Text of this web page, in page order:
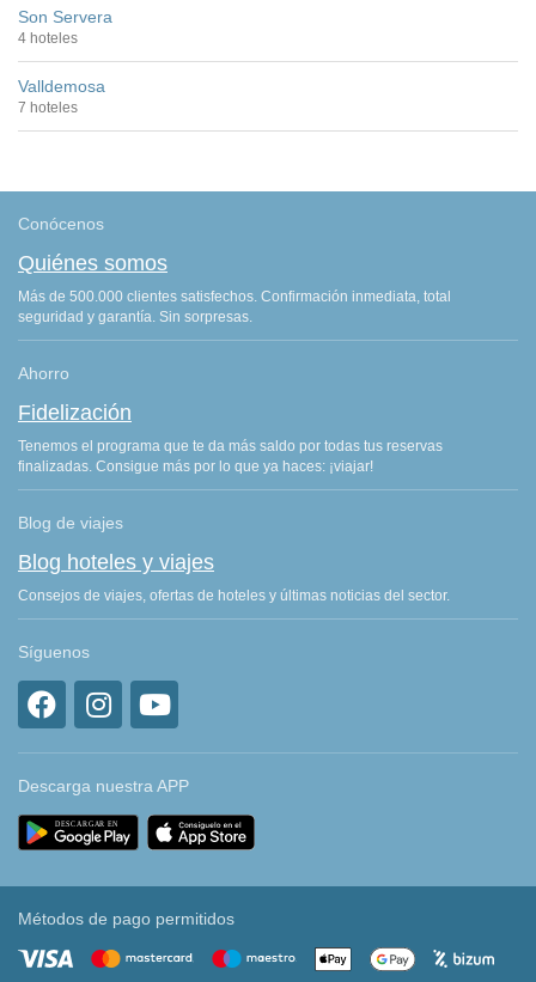
Son Servera
4 hoteles
Valldemosa
7 hoteles
Conócenos
Quiénes somos
Más de 500.000 clientes satisfechos. Confirmación inmediata, total
seguridad y garantía. Sin sorpresas.
Ahorro
Fidelización
Tenemos el programa que te da más saldo por todas tus reservas
finalizadas. Consigue más por lo que ya haces: ¡viajar!
Blog de viajes
Blog hoteles y viajes
Consejos de viajes, ofertas de hoteles y últimas noticias del sector.
Síguenos
Descarga nuestra APP
Métodos de pago permitidos